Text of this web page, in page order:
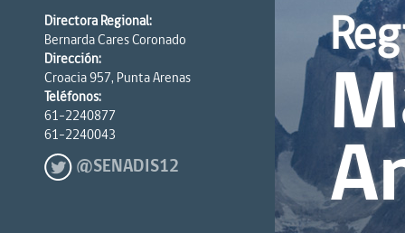
Directora Regional:
Bernarda Cares Coronado
Dirección:
Croacia 957, Punta Arenas
Teléfonos:
61-2240877
61-2240043
@SENADIS12